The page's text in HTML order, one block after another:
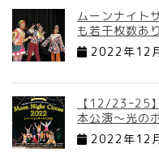
ムーンナイト
も若干枚数あ
2022年12
【12/23ｰ25
本公演～光の
2022年12